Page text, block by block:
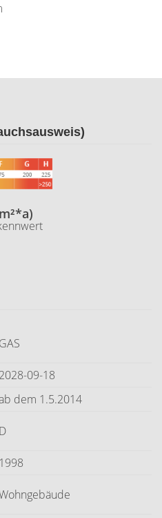
GAS
2028-09-18
dem 1.5.2014
D
1998